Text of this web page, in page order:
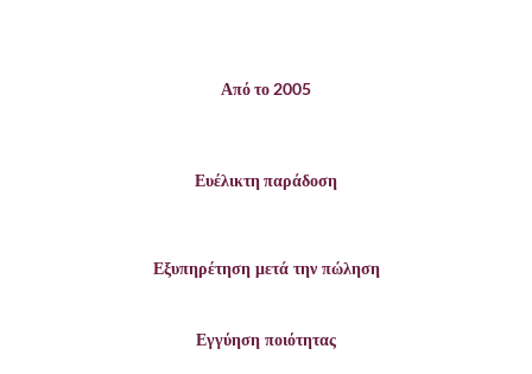
Από το 2005
Ευέλικτη παράδοση
Εξυπηρέτηση μετά την πώληση
Εγγύηση ποιότητας